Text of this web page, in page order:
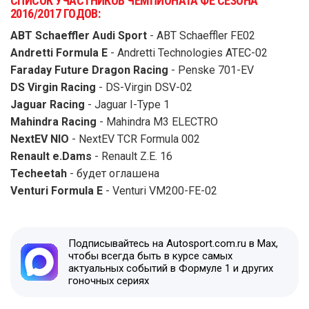
2016/2017 ГОДОВ:
ABT Schaeffler Audi Sport - ABT Schaeffler FE02
Andretti Formula E - Andretti Technologies ATEC-02
Faraday Future Dragon Racing - Penske 701-EV
DS Virgin Racing - DS-Virgin DSV-02
Jaguar Racing - Jaguar I-Type 1
Mahindra Racing - Mahindra M3 ELECTRO
NextEV NIO - NextEV TCR Formula 002
Renault e.Dams - Renault Z.E. 16
Techeetah - будет оглашена
Venturi Formula E - Venturi VM200-FE-02
Подписывайтесь на Autosport.com.ru в Max,
чтобы всегда быть в курсе самых
актуальных событий в Формуле 1 и других
гоночных сериях